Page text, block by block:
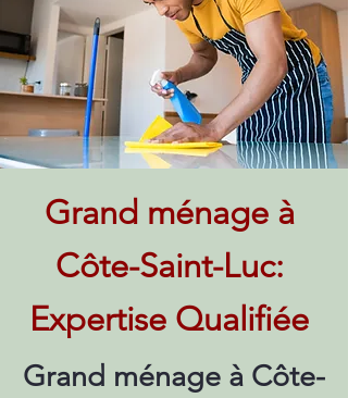
Grand ménage à
Côte-Saint-Luc:
Expertise Qualifiée
Grand ménage à Côte-